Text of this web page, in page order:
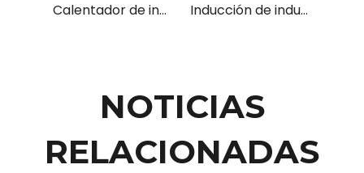
Calentador de inducción Inducción de inducción
NOTICIAS
RELACIONADAS